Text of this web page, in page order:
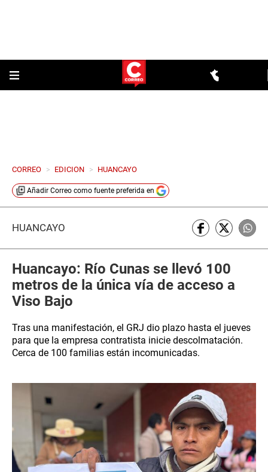
CORREO > EDICION > HUANCAYO
Añadir Correo como fuente preferida en
HUANCAYO
Huancayo: Río Cunas se llevó 100
metros de la única vía de acceso a
Viso Bajo
Tras una manifestación, el GRJ dio plazo hasta el jueves
para que la empresa contratista inicie descolmatación.
Cerca de 100 familias están incomunicadas.